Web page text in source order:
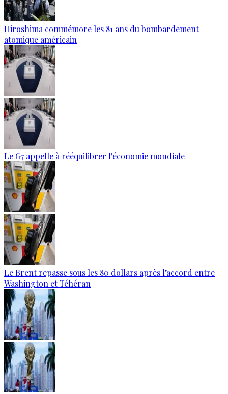
Hiroshima commémore les 81 ans du bombardement
atomique américain
Le G7 appelle à rééquilibrer l'économie mondiale
Le Brent repasse sous les 80 dollars après l’accord entre
Washington et Téhéran